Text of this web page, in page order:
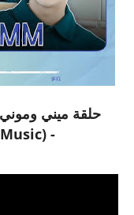
حلقة ميني وموني
- MMM (Mini & Moni Music)